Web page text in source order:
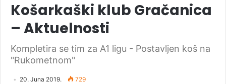
Košarkaški klub Gračanica
– Aktuelnosti
Kompletira se tim za A1 ligu - Postavljen koš na
"Rukometnom"
20. Juna 2019. 729